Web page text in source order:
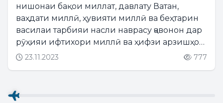
нишонаи бақои миллат, давлату Ватан,
ваҳдати миллӣ, ҳувияти миллӣ ва беҳтарин
василаи тарбияи насли наврасу ҷавонон дар
рӯҳияи ифтихори миллӣ ва ҳифзи арзишҳои
волои таърихиву фарҳангии халқамон
23.11.2023 777